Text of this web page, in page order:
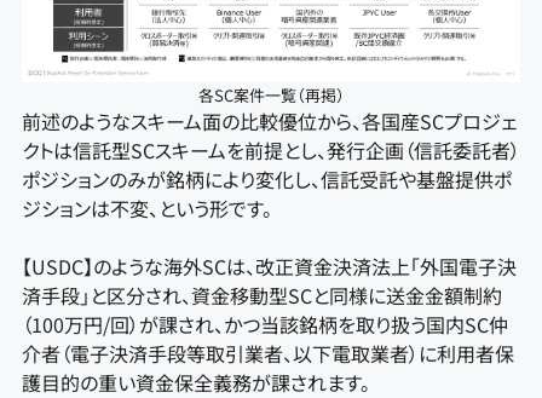
各SC案件一覧（再掲）
前述のようなスキーム面の比較優位から、各国産SCプロジェ
クトは信託型SCスキームを前提とし、発行企画（信託委託者）
ポジションのみが銘柄により変化し、信託受託や基盤提供ポ
ジションは不変、という形です。
【USDC】のような海外SCは、改正資金決済法上「外国電子決
済手段」と区分され、資金移動型SCと同様に送金金額制約
（100万円/回）が課され、かつ当該銘柄を取り扱う国内SC仲
介者（電子決済手段等取引業者、以下電取業者）に利用者保
護目的の重い資金保全義務が課されます。